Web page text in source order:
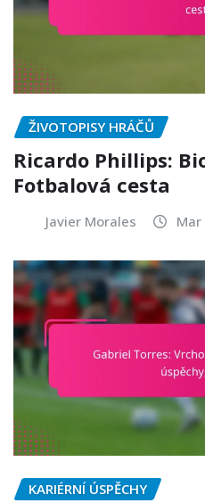
ŽIVOTOPISY HRÁČŮ
Ricardo Phillips:
Fotbalová cesta
Javier Morales Mar
KARIÉRNÍ ÚSPĚCHY